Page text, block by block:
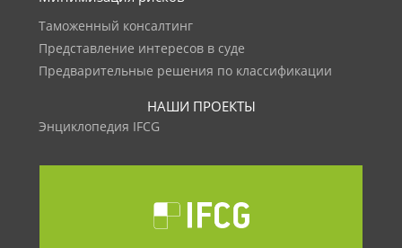
Таможенный консалтинг
Представление интересов в суде
Предварительные решения по классификации
НАШИ ПРОЕКТЫ
Энциклопедия IFCG